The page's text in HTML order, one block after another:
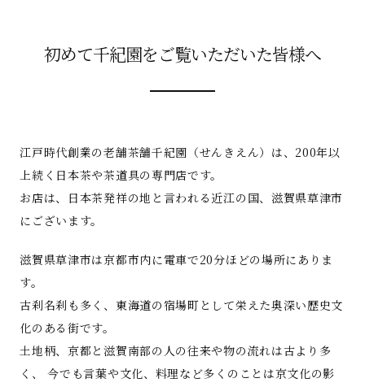
初めて千紀園をご覧いただいた皆様へ
江戸時代創業の老舗茶舗千紀園（せんきえん）は、200年以
上続く日本茶や茶道具の専門店です。
お店は、日本茶発祥の地と言われる近江の国、滋賀県草津市
にございます。
滋賀県草津市は京都市内に電車で20分ほどの場所にありま
す。
古刹名刹も多く、東海道の宿場町として栄えた奥深い歴史文
化のある街です。
土地柄、京都と滋賀南部の人の往来や物の流れは古より多
く、 今でも言葉や文化、料理など多くのことは京文化の影